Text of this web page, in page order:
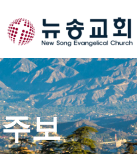
to
content
주보